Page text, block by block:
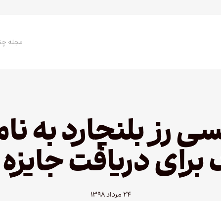
مجله
رز بلنچارد به
برای دریافت
۲۴ مرداد ۱۳۹۸